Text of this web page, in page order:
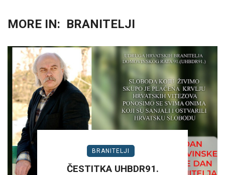
MORE IN: BRANITELJI
BRANITELJI
ČESTITKA UHBDR91.